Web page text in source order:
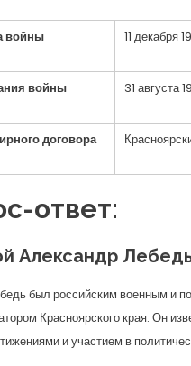
войны 11 декабря
войны 31 августа
договора
ответ:
Александр
был российским военным и
Красноярского края. Он
и участием в